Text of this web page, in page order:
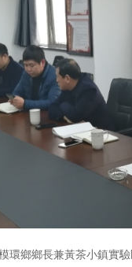
環鄉鄉長兼黃茶小鎮實